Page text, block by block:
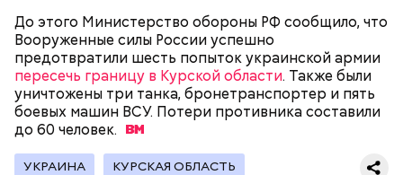
До этого Министерство обороны РФ сообщило, что
Вооруженные силы России успешно
предотвратили шесть попыток украинской армии
пересечь границу в Курской области. Также были
уничтожены три танка, бронетранспортер и пять
боевых машин ВСУ. Потери противника составили
до 60 человек.
УКРАИНА КУРСКАЯ ОБЛАСТЬ
— Кабачки, порезанные кубиками, нужно легко
обжарить на сковороде. К ним добавляются зелень
петрушки, чеснок, соль и оливковое масло.
Получается очень вкусно, — поделился рецептом
Копылов.